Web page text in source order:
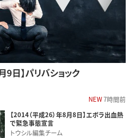
9日】パリバショック
NEW7時間前
【2014（平成26）年8月8日】エボラ出血熱
で緊急事態宣言
トウシル編集チーム